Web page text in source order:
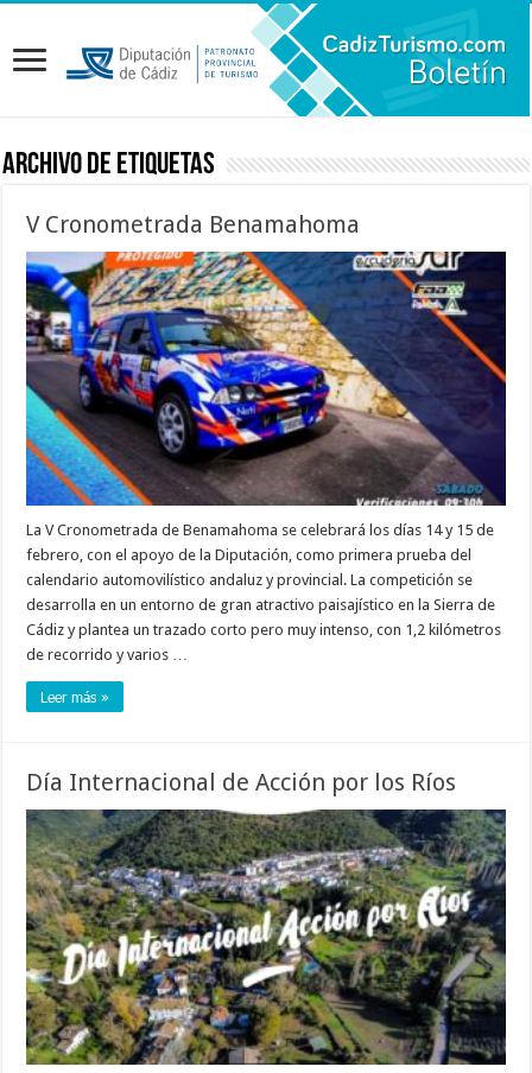
Archivo de etiquetas
V Cronometrada Benamahoma
La V Cronometrada de Benamahoma se celebrará los días 14 y 15 de
febrero, con el apoyo de la Diputación, como primera prueba del
calendario automovilístico andaluz y provincial. La competición se
desarrolla en un entorno de gran atractivo paisajístico en la Sierra de
Cádiz y plantea un trazado corto pero muy intenso, con 1,2 kilómetros
de recorrido y varios …
Leer más »
Día Internacional de Acción por los Ríos